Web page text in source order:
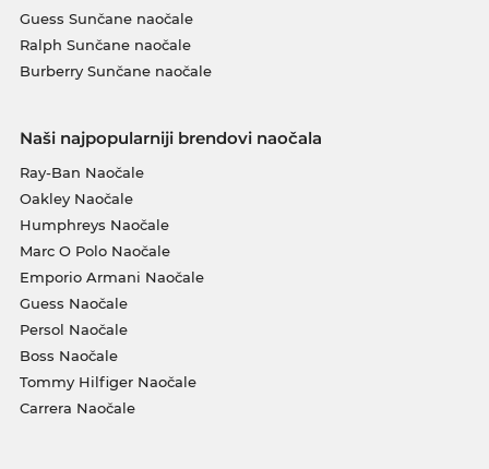
Guess Sunčane naočale
Ralph Sunčane naočale
Burberry Sunčane naočale
Naši najpopularniji brendovi naočala
Ray-Ban Naočale
Oakley Naočale
Humphreys Naočale
Marc O Polo Naočale
Emporio Armani Naočale
Guess Naočale
Persol Naočale
Boss Naočale
Tommy Hilfiger Naočale
Carrera Naočale